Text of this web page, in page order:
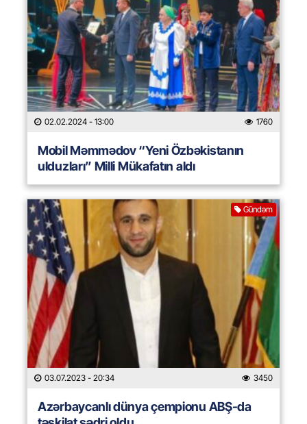
02.02.2024 - 13:00 1760
Mobil Məmmədov “Yeni Özbəkistanın
ulduzları” Milli Mükafatın aldı
Gündəm
03.07.2023 - 20:34 3450
Azərbaycanlı dünya çempionu ABŞ-da